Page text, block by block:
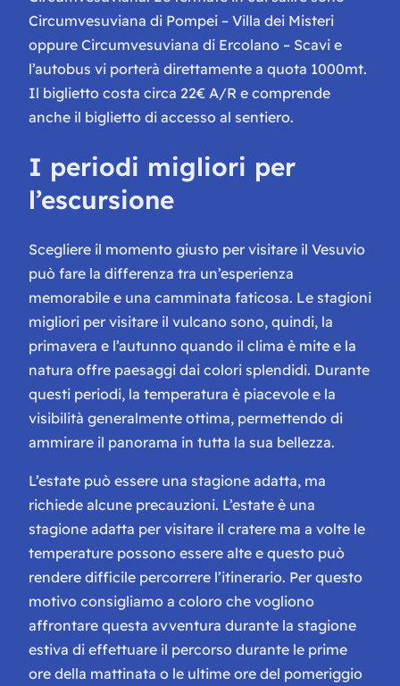
Circumvesuviana di Pompei – Villa dei Misteri
oppure Circumvesuviana di Ercolano – Scavi e
l’autobus vi porterà direttamente a quota 1000mt.
Il biglietto costa circa 22€ A/R e comprende
anche il biglietto di accesso al sentiero.
I periodi migliori per
l’escursione
Scegliere il momento giusto per visitare il Vesuvio
può fare la differenza tra un’esperienza
memorabile e una camminata faticosa. Le stagioni
migliori per visitare il vulcano sono, quindi, la
primavera e l’autunno quando il clima è mite e la
natura offre paesaggi dai colori splendidi. Durante
questi periodi, la temperatura è piacevole e la
visibilità generalmente ottima, permettendo di
ammirare il panorama in tutta la sua bellezza.
L’estate può essere una stagione adatta, ma
richiede alcune precauzioni. L’estate è una
stagione adatta per visitare il cratere ma a volte le
temperature possono essere alte e questo può
rendere difficile percorrere l’itinerario. Per questo
motivo consigliamo a coloro che vogliono
affrontare questa avventura durante la stagione
estiva di effettuare il percorso durante le prime
ore della mattinata o le ultime ore del pomeriggio